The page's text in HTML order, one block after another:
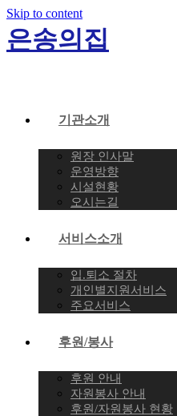
Skip to content
은송의집
기관소개
원장 인사말
운영방향
시설현황
오시는길
서비스소개
입.퇴소 절차
개인별지원서비스
주요서비스
후원/봉사
후원 안내
자원봉사 안내
후원/자원봉사 현황